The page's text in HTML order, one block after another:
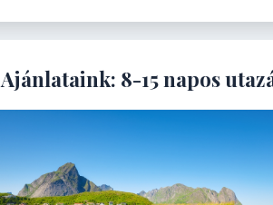
Ajánlataink: 8-15 napos